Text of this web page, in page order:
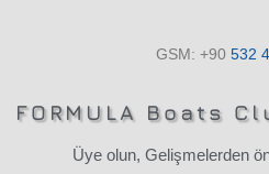
GSM: +90 532
FORMULA Boats
Üye olun, Gelişmelerden